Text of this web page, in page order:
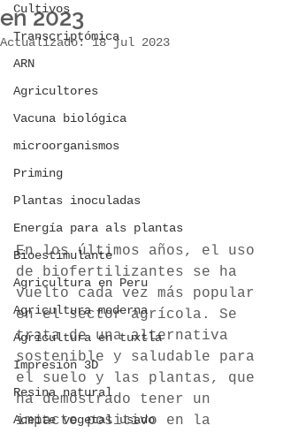
Cultivos
Transcriptómica
ARN
Agricultores
Vacuna biológica
microorganismos
Priming
Plantas inoculadas
Energía para als plantas
Bioestimulante
Agricultura en Peru
Agricultura moderna
Agricultura en tuxtla
Impresión 3D
Resina natural
Aceite vegetal usado
en 2023
Actualizado:18 jul 2023
En los últimos años, el uso
de biofertilizantes se ha
vuelto cada vez más popular
en el sector agrícola. Se
trata de una alternativa
sostenible y saludable para
el suelo y las plantas, que
ha demostrado tener un
impacto positivo en la